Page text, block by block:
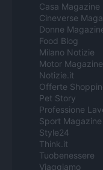
Casa Magazine
Cineverse
Donne
Food Blog
Milano Notizie
Motor Magazine
Notizie.it
Offerte
Pet Story
Professione
Sport Magazine
Style24
Think.it
Tuobenessere
Viaggiamo